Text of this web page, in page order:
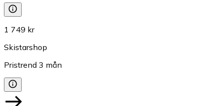
1 749 kr
Skistarshop
Pristrend 3 mån